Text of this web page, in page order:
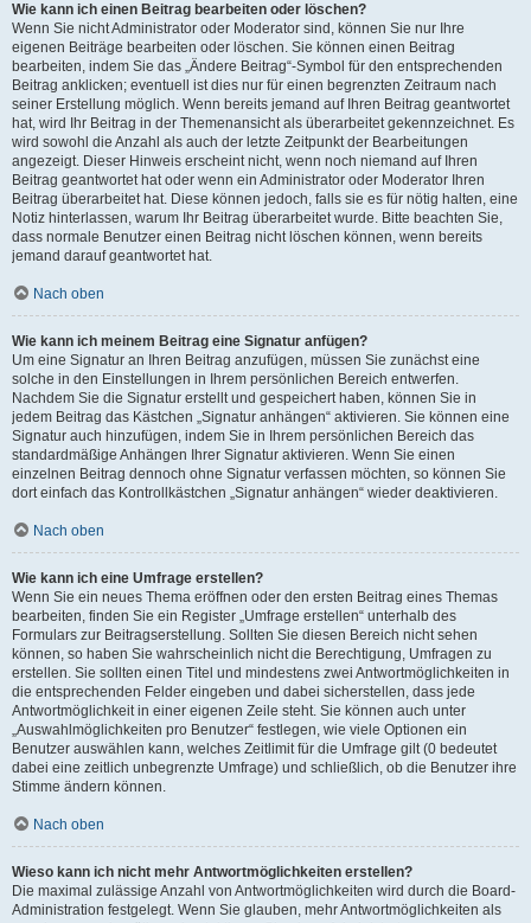
Wie kann ich einen Beitrag bearbeiten oder löschen?
Wenn Sie nicht Administrator oder Moderator sind, können Sie nur Ihre
eigenen Beiträge bearbeiten oder löschen. Sie können einen Beitrag
bearbeiten, indem Sie das „Ändere Beitrag“-Symbol für den entsprechenden
Beitrag anklicken; eventuell ist dies nur für einen begrenzten Zeitraum nach
seiner Erstellung möglich. Wenn bereits jemand auf Ihren Beitrag geantwortet
hat, wird Ihr Beitrag in der Themenansicht als überarbeitet gekennzeichnet. Es
wird sowohl die Anzahl als auch der letzte Zeitpunkt der Bearbeitungen
angezeigt. Dieser Hinweis erscheint nicht, wenn noch niemand auf Ihren
Beitrag geantwortet hat oder wenn ein Administrator oder Moderator Ihren
Beitrag überarbeitet hat. Diese können jedoch, falls sie es für nötig halten, eine
Notiz hinterlassen, warum Ihr Beitrag überarbeitet wurde. Bitte beachten Sie,
dass normale Benutzer einen Beitrag nicht löschen können, wenn bereits
jemand darauf geantwortet hat.
Nach oben
Wie kann ich meinem Beitrag eine Signatur anfügen?
Um eine Signatur an Ihren Beitrag anzufügen, müssen Sie zunächst eine
solche in den Einstellungen in Ihrem persönlichen Bereich entwerfen.
Nachdem Sie die Signatur erstellt und gespeichert haben, können Sie in
jedem Beitrag das Kästchen „Signatur anhängen“ aktivieren. Sie können eine
Signatur auch hinzufügen, indem Sie in Ihrem persönlichen Bereich das
standardmäßige Anhängen Ihrer Signatur aktivieren. Wenn Sie einen
einzelnen Beitrag dennoch ohne Signatur verfassen möchten, so können Sie
dort einfach das Kontrollkästchen „Signatur anhängen“ wieder deaktivieren.
Nach oben
Wie kann ich eine Umfrage erstellen?
Wenn Sie ein neues Thema eröffnen oder den ersten Beitrag eines Themas
bearbeiten, finden Sie ein Register „Umfrage erstellen“ unterhalb des
Formulars zur Beitragserstellung. Sollten Sie diesen Bereich nicht sehen
können, so haben Sie wahrscheinlich nicht die Berechtigung, Umfragen zu
erstellen. Sie sollten einen Titel und mindestens zwei Antwortmöglichkeiten in
die entsprechenden Felder eingeben und dabei sicherstellen, dass jede
Antwortmöglichkeit in einer eigenen Zeile steht. Sie können auch unter
„Auswahlmöglichkeiten pro Benutzer“ festlegen, wie viele Optionen ein
Benutzer auswählen kann, welches Zeitlimit für die Umfrage gilt (0 bedeutet
dabei eine zeitlich unbegrenzte Umfrage) und schließlich, ob die Benutzer ihre
Stimme ändern können.
Nach oben
Wieso kann ich nicht mehr Antwortmöglichkeiten erstellen?
Die maximal zulässige Anzahl von Antwortmöglichkeiten wird durch die Board-
Administration festgelegt. Wenn Sie glauben, mehr Antwortmöglichkeiten als